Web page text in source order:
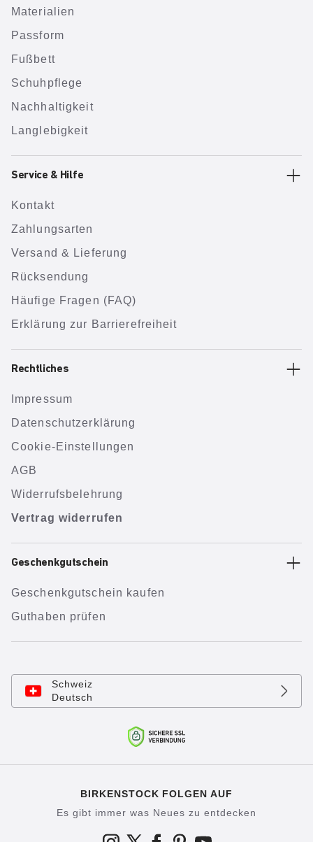
Materialien
Passform
Fußbett
Schuhpflege
Nachhaltigkeit
Langlebigkeit
Service & Hilfe
Kontakt
Zahlungsarten
Versand & Lieferung
Rücksendung
Häufige Fragen (FAQ)
Erklärung zur Barrierefreiheit
Rechtliches
Impressum
Datenschutzerklärung
Cookie-Einstellungen
AGB
Widerrufsbelehrung
Vertrag widerrufen
Geschenkgutschein
Geschenkgutschein kaufen
Guthaben prüfen
Schweiz
Deutsch
BIRKENSTOCK FOLGEN AUF
Es gibt immer was Neues zu entdecken